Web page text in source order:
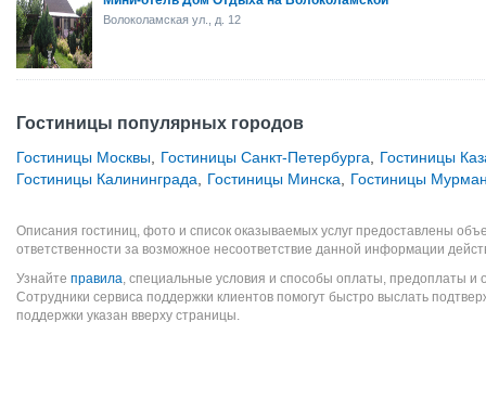
Волоколамская ул., д. 12
Гостиницы популярных городов
Гостиницы Москвы Гостиницы Санкт-Петербурга
Гостиницы
Гостиницы Калининграда
Гостиницы Минска Гостиницы
Описания гостиниц, фото и список оказываемых услуг предоставлены
ответственности за возможное несоответствие данной информации
Узнайте правила, специальные условия и способы оплаты, предоплаты и
Сотрудники сервиса поддержки клиентов помогут быстро выслать
поддержки указан вверху страницы.